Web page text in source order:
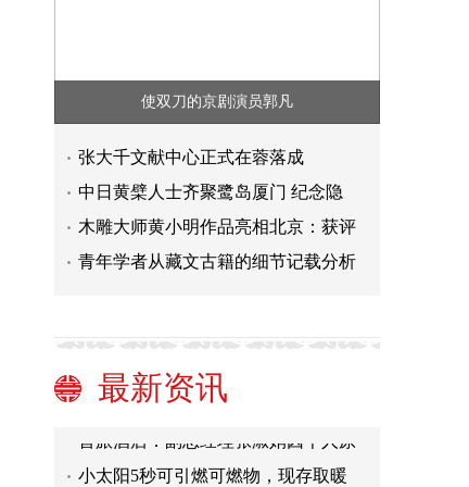
使双刀的京剧演员郭凡
张大千文献中心正式在蓉落成
中日黄檗人士齐聚鹭岛厦门 纪念隐
木雕大师黄小明作品亮相北京：获评
青年学者从藏文古籍的细节记载分析
最新资讯
取款超5万元不再登记，现存银行网
深证成指、创业板指、深证100等
云南信托助力公益慈善信托再添新动
同程旅行河南文旅旗舰馆焕新上线，
小太阳5秒可引燃可燃物，现存取暖